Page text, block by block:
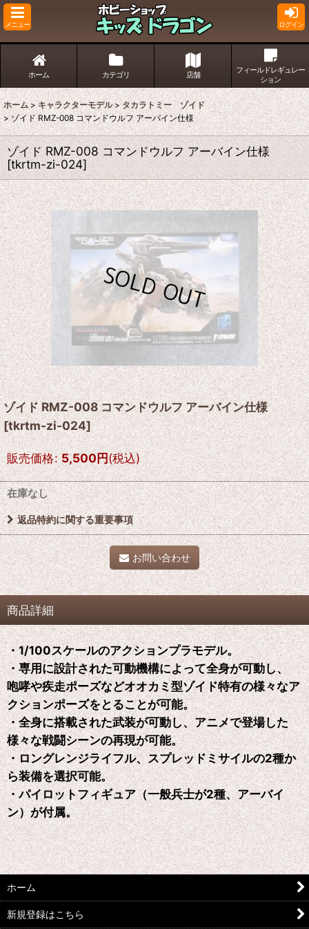
メニュー ログイン
ホーム カテゴリ 店舗
フィールドレギュレー
ション
ホーム > キャラクターモデル > タカラトミー ゾイド
> ゾイド RMZ-008 コマンドウルフ アーバイン仕様
ゾイド RMZ-008 コマンドウルフ アーバイン仕様
[tkrtm-zi-024]
ゾイド RMZ-008 コマンドウルフ アーバイン仕様
[tkrtm-zi-024]
販売価格: 5,500円(税込)
在庫なし
返品特約に関する重要事項
お問い合わせ
商品詳細
・1/100スケールのアクションプラモデル。
・専用に設計された可動機構によって全身が可動し、
咆哮や疾走ポーズなどオオカミ型ゾイド特有の様々なア
クションポーズをとることが可能。
・全身に搭載された武装が可動し、アニメで登場した
様々な戦闘シーンの再現が可能。
・ロングレンジライフル、スプレッドミサイルの2種か
ら装備を選択可能。
・パイロットフィギュア（一般兵士が2種、アーバイ
ン）が付属。
ホーム
新規登録はこちら